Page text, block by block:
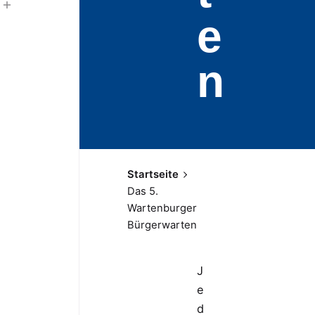
e
n
Startseite
Das 5.
Wartenburger
Bürgerwarten
J
e
d